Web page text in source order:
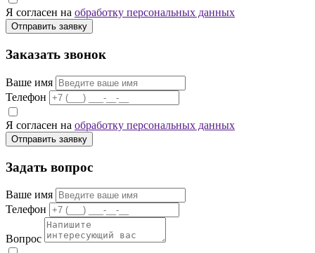
Я согласен на обработку персональных данных
Отправить заявку
Заказать звонок
Ваше имя
Телефон
Я согласен на обработку персональных данных
Отправить заявку
Задать вопрос
Ваше имя
Телефон
Вопрос